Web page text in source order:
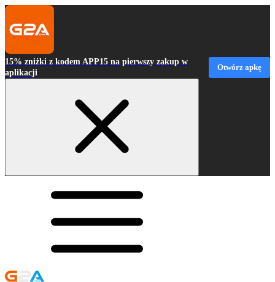
15% zniżki z kodem APP15 na pierwszy zakup w
aplikacji
Otwórz apkę